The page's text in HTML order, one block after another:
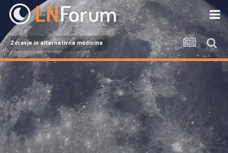
Zdravje in alternativna medicina